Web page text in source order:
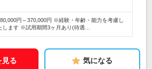
円～370,000円 ※経験・年齢・能力を考慮し
します ※試用期間3ヶ月あり(待遇…
見る 気になる